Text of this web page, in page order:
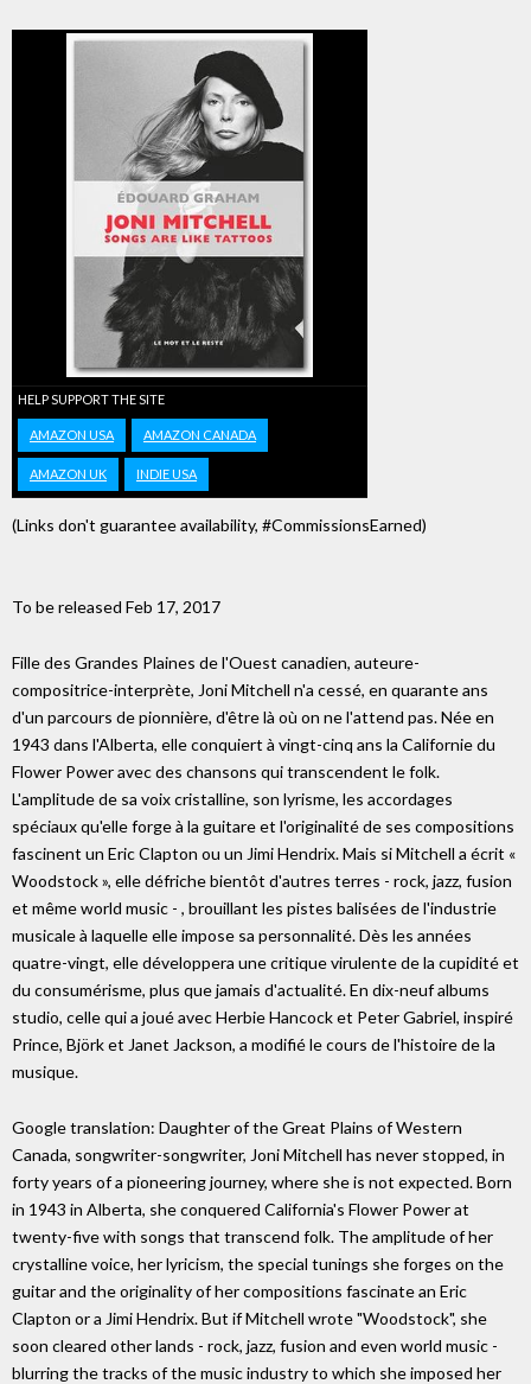
HELP SUPPORT THE SITE
AMAZON USA AMAZON CANADA
AMAZON UK INDIE USA
(Links don't guarantee availability, #CommissionsEarned)
To be released Feb 17, 2017
Fille des Grandes Plaines de l'Ouest canadien, auteure-
compositrice-interprète, Joni Mitchell n'a cessé, en quarante ans
d'un parcours de pionnière, d'être là où on ne l'attend pas. Née en
1943 dans l'Alberta, elle conquiert à vingt-cinq ans la Californie du
Flower Power avec des chansons qui transcendent le folk.
L'amplitude de sa voix cristalline, son lyrisme, les accordages
spéciaux qu'elle forge à la guitare et l'originalité de ses compositions
fascinent un Eric Clapton ou un Jimi Hendrix. Mais si Mitchell a écrit «
Woodstock », elle défriche bientôt d'autres terres - rock, jazz, fusion
et même world music - , brouillant les pistes balisées de l'industrie
musicale à laquelle elle impose sa personnalité. Dès les années
quatre-vingt, elle développera une critique virulente de la cupidité et
du consumérisme, plus que jamais d'actualité. En dix-neuf albums
studio, celle qui a joué avec Herbie Hancock et Peter Gabriel, inspiré
Prince, Björk et Janet Jackson, a modifié le cours de l'histoire de la
musique.
Google translation: Daughter of the Great Plains of Western
Canada, songwriter-songwriter, Joni Mitchell has never stopped, in
forty years of a pioneering journey, where she is not expected. Born
in 1943 in Alberta, she conquered California's Flower Power at
twenty-five with songs that transcend folk. The amplitude of her
crystalline voice, her lyricism, the special tunings she forges on the
guitar and the originality of her compositions fascinate an Eric
Clapton or a Jimi Hendrix. But if Mitchell wrote "Woodstock", she
soon cleared other lands - rock, jazz, fusion and even world music -
blurring the tracks of the music industry to which she imposed her